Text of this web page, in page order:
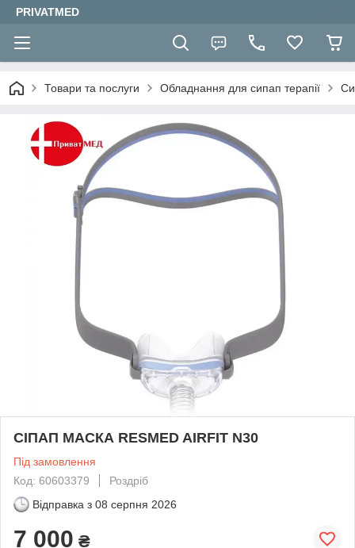
PRIVATMED
Товари та послуги Обладнання для сипап терапії
СІПАП МАСКА RESMED AIRFIT N30
Під замовлення
Код: 60603379
Роздріб
Відправка з 08 серпня 2026
7 000 ₴